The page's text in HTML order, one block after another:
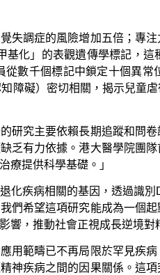
失調症的風險增加五倍；專
化」的表觀遺傳學標記，
數千個標記中鎖定十個異常
障礙）密切相關，揭示兒童
研究主要依賴長期追蹤和問
乏有力依據。港大醫學院團
療提供科學基礎。」
疾病相關的基因，透過識
希望這項研究能成為一個
，推動社會正視成長逆境對
用範疇已不再局限於罕見疾
疾病之間的因果關係。這項